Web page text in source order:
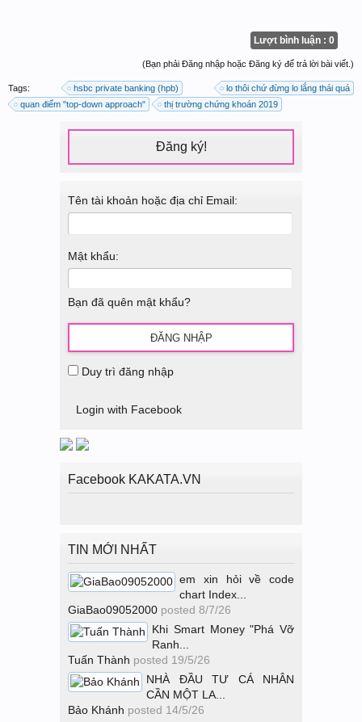
Lượt bình luận : 0
(Bạn phải Đăng nhập hoặc Đăng ký để trả lời bài viết.)
Tags: hsbc private banking (hpb)
lo thôi chứ đừng lo lắng thái quá
quan điểm "top-down approach"
thị trường chứng khoán 2019
Đăng ký!
Tên tài khoản hoặc địa chỉ Email:
Mật khẩu:
Bạn đã quên mật khẩu?
Duy trì đăng nhập
Login with Facebook
Facebook KAKATA.VN
TIN MỚI NHẤT
em xin hỏi về code
chart Index...
GiaBao09052000 posted 8/7/26
Khi Smart Money "Phá Vỡ
Ranh...
Tuấn Thành posted 19/5/26
NHÀ ĐẦU TƯ CÁ NHÂN
CẦN MỘT LA...
Bảo Khánh posted 14/5/26